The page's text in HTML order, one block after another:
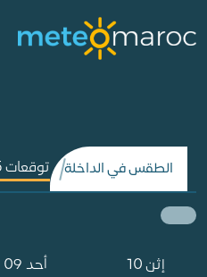
الطقس في الداخلة توقعات 15 يوماً
أحد 09
إثن 10